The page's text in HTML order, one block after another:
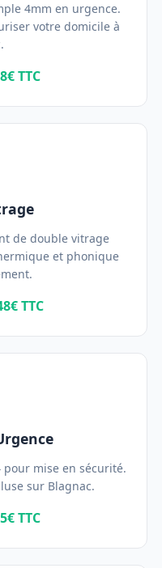
4mm en urgence.
votre domicile à
TTC
de double vitrage
et phonique
TTC
mise en sécurité.
sur Blagnac.
TTC